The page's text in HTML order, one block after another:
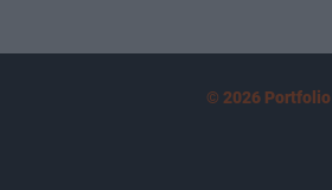
© 2026 Portfolio